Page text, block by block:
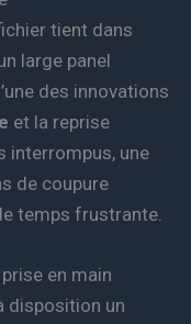
tient dans
large panel
des innovations
et la reprise
interrompus, une
de coupure
temps frustrante.
en main
disposition un